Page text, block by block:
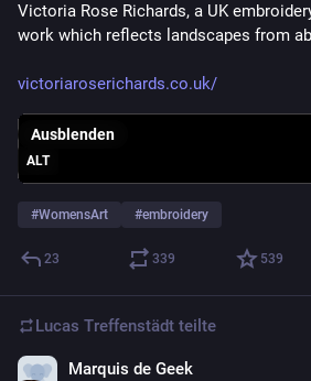
Victoria Rose Richards, a UK
work which reflects landscapes from
victoriaroserichards.co.uk/
ALT
Ausblenden
#WomensArt #embroidery
23 339 539
Lucas Treffenstädt teilte
Marquis de Geek